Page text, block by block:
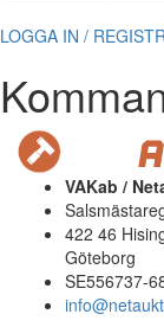
LOGGA IN /
VAKab /
422 46
Göteborg
SE556737-